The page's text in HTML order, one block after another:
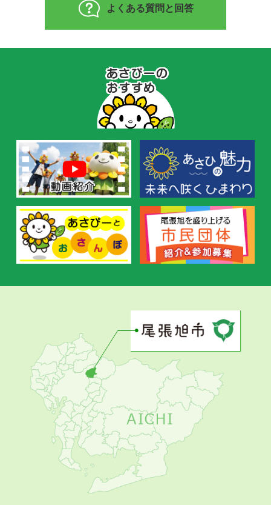
よくある質問と回答
の
お
す
め